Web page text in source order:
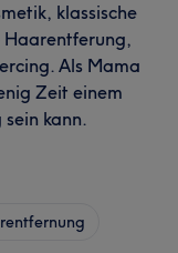
klassische
Haarentferung,
Als Mama
Zeit einem
kann.